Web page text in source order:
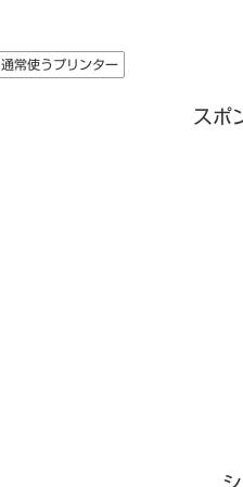
通常使うプリンター
スポ